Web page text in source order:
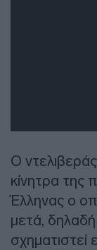
Ο
κίνητρα της
Έλληνας ο
μετά, δηλαδή
σχηματιστεί